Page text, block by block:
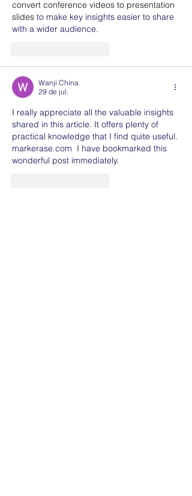
convert conference videos to presentation
slides to make key insights easier to share
with a wider audience.
Wanji China
29 de jul.
I really appreciate all the valuable insights
shared in this article. It offers plenty of
practical knowledge that I find quite useful.
markerase.com  I have bookmarked this
wonderful post immediately.